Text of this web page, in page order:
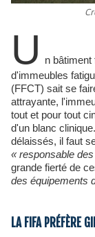
U
n bâtiment
d'immeubles
(FFCT) sait se
attrayante,
tout et pour tout
d'un blanc
délaissés, il faut
« responsable
grande fierté de
des équipements
LA FIFA PRÉFÈRE